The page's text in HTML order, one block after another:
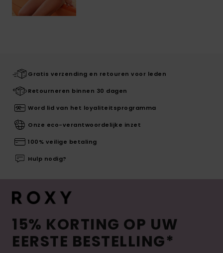
Gratis verzending en retouren voor leden
Retourneren binnen 30 dagen
Word lid van het loyaliteitsprogramma
Onze eco-verantwoordelijke inzet
100% veilige betaling
Hulp nodig?
15% KORTING OP UW
EERSTE BESTELLING*